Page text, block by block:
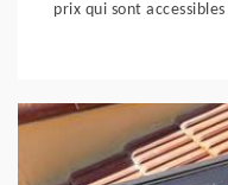
prix qui sont